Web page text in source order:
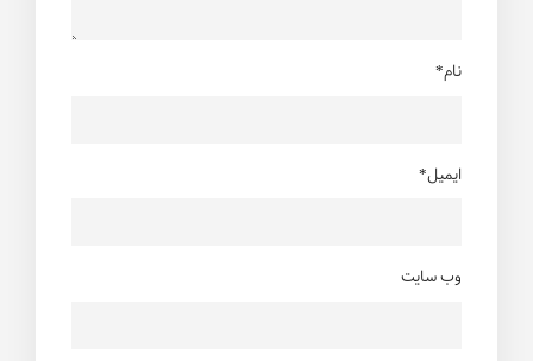
نام*
ایمیل*
وب سایت